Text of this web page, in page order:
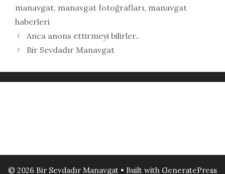
manavgat, manavgat fotoğrafları, manavgat
haberleri
Anca anons ettirmeyi bilirler..
Bir Sevdadır Manavgat
© 2026 Bir Sevdadır Manavgat • Built with GeneratePress